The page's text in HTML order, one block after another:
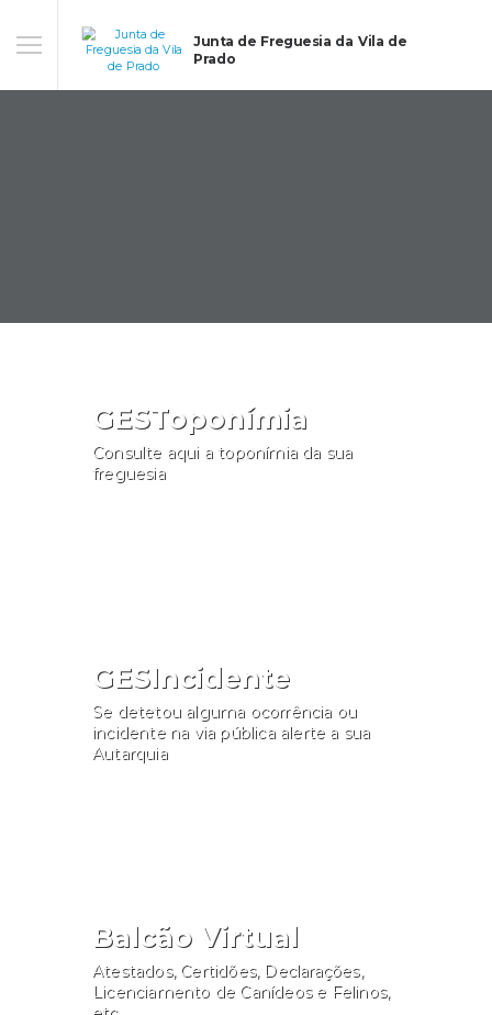
Junta de Freguesia da Vila de
Prado
GESToponímia
Consulte aqui a toponímia da sua
freguesia
GESIncidente
Se detetou alguma ocorrência ou
incidente na via pública alerte a sua
Autarquia
Balcão Virtual
Atestados, Certidões, Declarações,
Licenciamento de Canídeos e Felinos,